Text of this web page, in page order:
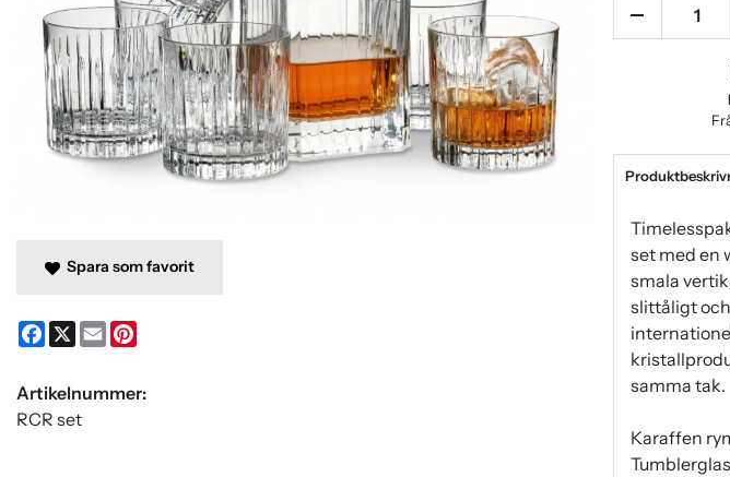
set med en
smala
slittåligt
samma tak.
Karaffen
Spara som favorit
Facebook
X Email
Artikelnummer:
RCR set